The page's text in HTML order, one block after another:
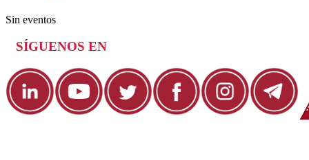
Sin eventos
SÍGUENOS EN